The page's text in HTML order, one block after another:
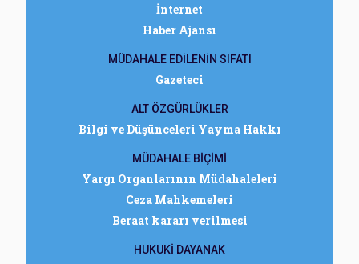
İnternet
Haber Ajansı
MÜDAHALE EDİLENİN SIFATI
Gazeteci
ALT ÖZGÜRLÜKLER
Bilgi ve Düşünceleri Yayma Hakkı
MÜDAHALE BİÇİMİ
Yargı Organlarının Müdahaleleri
Ceza Mahkemeleri
Beraat kararı verilmesi
HUKUKİ DAYANAK